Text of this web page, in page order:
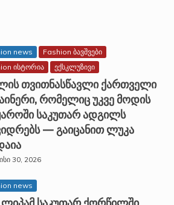
news
Fashion ბავშვები
ისტორია
ექსკლუზივი
თვითნასწავლი ქართველი
რომელიც უკვე მოდის
საკუთარ ადგილს
— გაიცანით ლუკა
30, 2026
news